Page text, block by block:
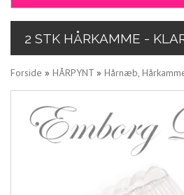
2 STK HÅRKAMME -
Forside » HÅRPYNT » Hårnæb,